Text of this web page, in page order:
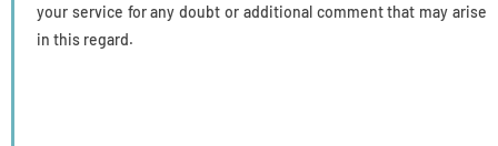
your service for any doubt or additional comment that may arise
in this regard.